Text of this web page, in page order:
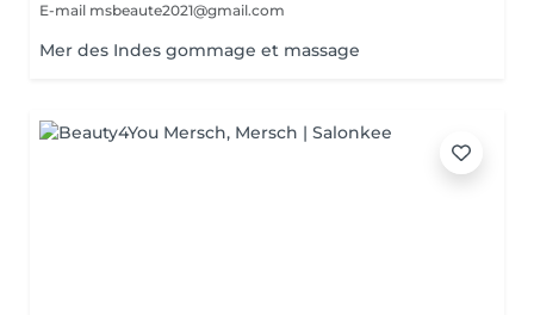
E-mail msbeaute2021@gmail.com
Mer des Indes gommage et massage